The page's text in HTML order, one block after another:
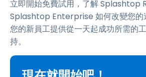
立即開始免費試用，了解
Splashtop Enterprise 如何改變您的
您的新員工提供從一天起成功所需的
持。